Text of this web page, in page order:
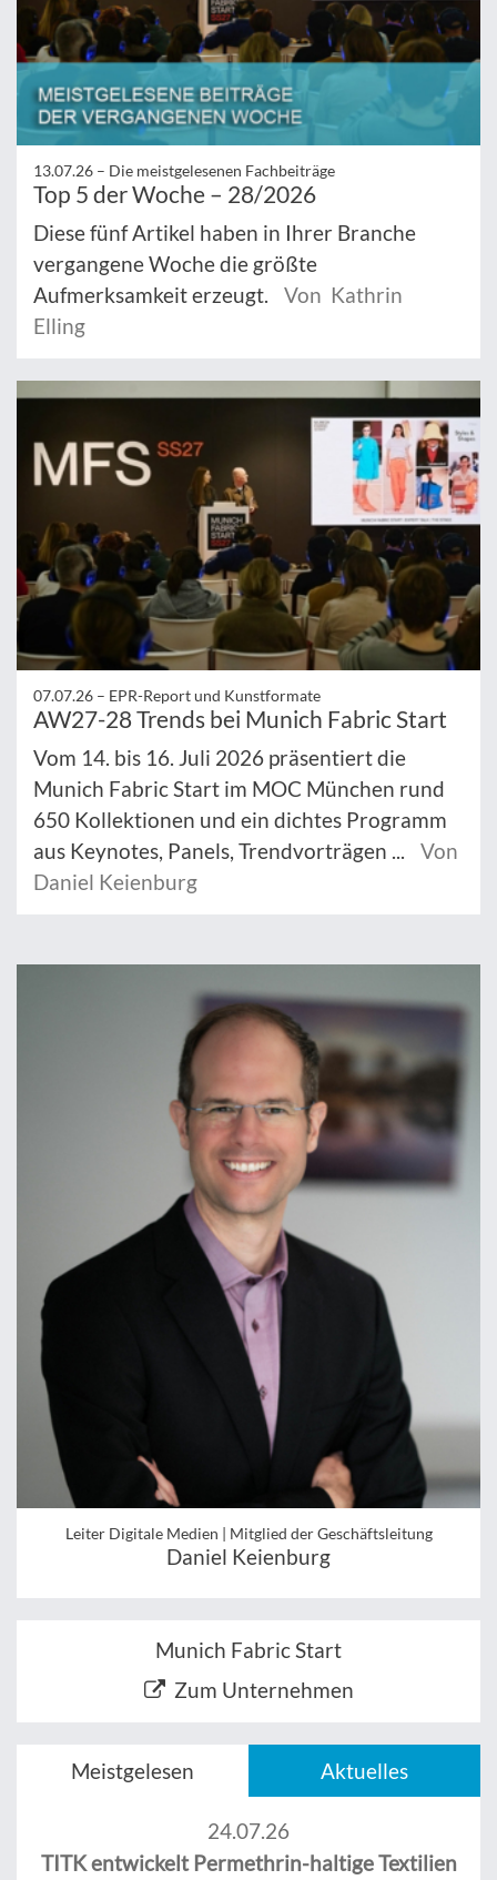
13.07.26 – Die meistgelesenen Fachbeiträge
Top 5 der Woche – 28/2026
Diese fünf Artikel haben in Ihrer Branche
vergangene Woche die größte
Aufmerksamkeit erzeugt.
Von Kathrin
Elling
07.07.26 – EPR-Report und Kunstformate
AW27-28 Trends bei Munich Fabric Start
Vom 14. bis 16. Juli 2026 präsentiert die
Munich Fabric Start im MOC München rund
650 Kollektionen und ein dichtes Programm
aus Keynotes, Panels, Trendvorträgen ...
Von
Daniel Keienburg
Leiter Digitale Medien | Mitglied der Geschäftsleitung
Daniel Keienburg
Munich Fabric Start
Zum Unternehmen
Meistgelesen Aktuelles
24.07.26
TITK entwickelt Permethrin-haltige Textilien